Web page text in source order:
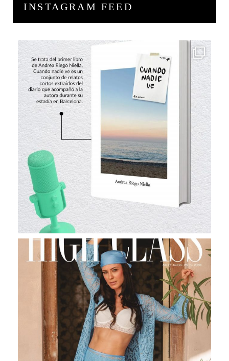
INSTAGRAM FEED